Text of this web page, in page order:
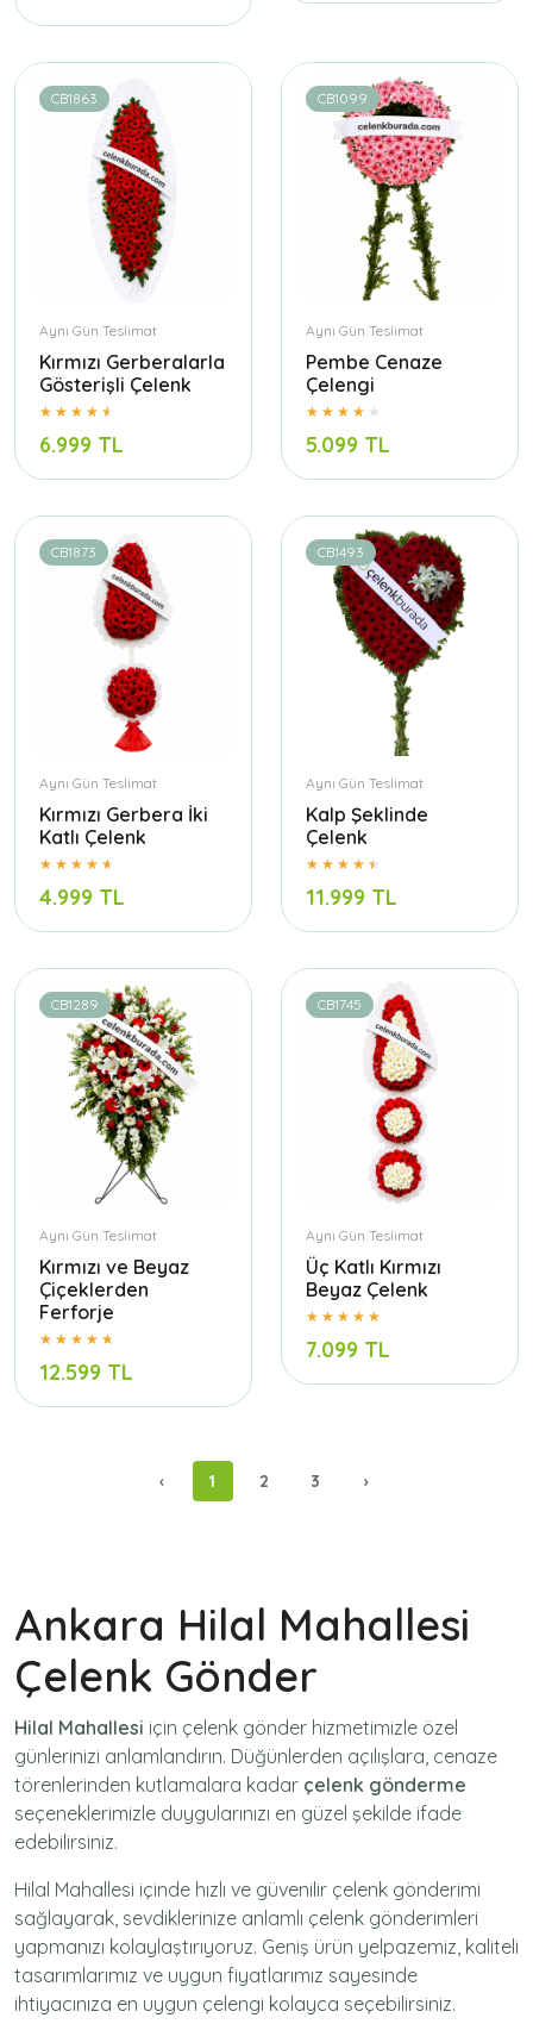
CB1863
Aynı Gün Teslimat
Kırmızı Gerberalarla
Gösterişli Çelenk
6.999 TL
CB1099
Aynı Gün Teslimat
Pembe Cenaze
Çelengi
5.099 TL
CB1873
Aynı Gün Teslimat
Kırmızı Gerbera İki
Katlı Çelenk
4.999 TL
CB1493
Aynı Gün Teslimat
Kalp Şeklinde
Çelenk
11.999 TL
CB1289
Aynı Gün Teslimat
Kırmızı ve Beyaz
Çiçeklerden
Ferforje
12.599 TL
CB1745
Aynı Gün Teslimat
Üç Katlı Kırmızı
Beyaz Çelenk
7.099 TL
‹ 1 2 3 ›
Ankara Hilal Mahallesi
Çelenk Gönder
Hilal Mahallesi için çelenk gönder hizmetimizle özel
günlerinizi anlamlandırın. Düğünlerden açılışlara, cenaze
törenlerinden kutlamalara kadar çelenk gönderme
seçeneklerimizle duygularınızı en güzel şekilde ifade
edebilirsiniz.
Hilal Mahallesi içinde hızlı ve güvenilir çelenk gönderimi
sağlayarak, sevdiklerinize anlamlı çelenk gönderimleri
yapmanızı kolaylaştırıyoruz. Geniş ürün yelpazemiz, kaliteli
tasarımlarımız ve uygun fiyatlarımız sayesinde
ihtiyacınıza en uygun çelengi kolayca seçebilirsiniz.